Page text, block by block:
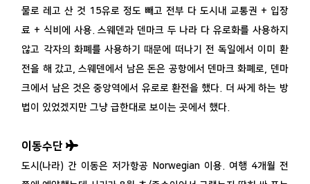
물로 레고 산 것 15유로 정도 빼고 전부 다 도시내 교통권 + 입장
료 + 식비에 사용. 스웨덴과 덴마크 두 나라 다 유로화를 사용하지
않고 각자의 화폐를 사용하기 때문에 떠나기 전 독일에서 이미 환
전을 해 갔고, 스웨덴에서 남은 돈은 공항에서 덴마크 화폐로, 덴마
크에서 남은 것은 중앙역에서 유로로 환전을 했다. 더 싸게 하는 방
법이 있었겠지만 그냥 급한대로 보이는 곳에서 했다.
이동수단
도시(나라) 간 이동은 저가항공 Norwegian 이용. 여행 4개월 전